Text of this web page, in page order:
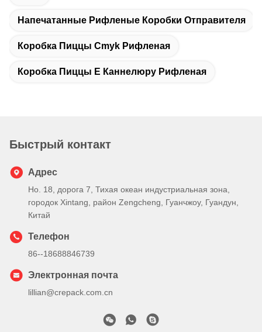
Напечатанные Рифленые Коробки Отправителя
Коробка Пиццы Cmyk Рифленая
Коробка Пиццы E Каннелюру Рифленая
Быстрый контакт
Адрес
Но. 18, дорога 7, Тихая океан индустриальная зона,
городок Xintang, район Zengcheng, Гуанчжоу, Гуандун,
Китай
Телефон
86--18688846739
Электронная почта
lillian@crepack.com.cn